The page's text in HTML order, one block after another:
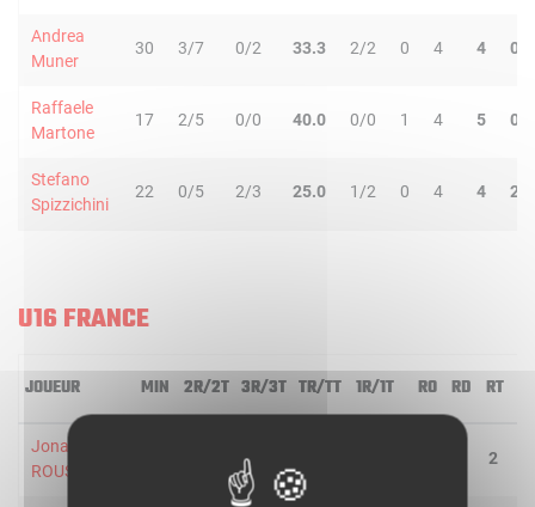
Andrea
Muner
30 3/7 0/2 33.3 2/2 0 4 4 0
Raffaele
Martone
17 2/5 0/0 40.0 0/0 1 4 5 0
Stefano
Spizzichini
22 0/5 2/3 25.0 1/2 0 4 4 2
U16 FRANCE
JOUEUR MIN 2R/2T 3R/3T TR/TT 1R/1T RO RD RT
Jonathan
ROUSSELLE
0/5 2